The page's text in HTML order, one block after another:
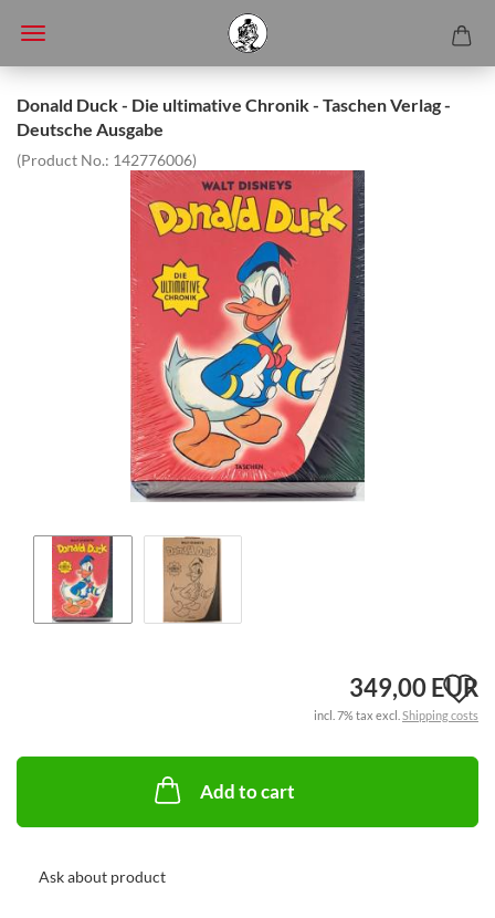
Donald Duck - Die ultimative Chronik - Taschen Verlag -
Deutsche Ausgabe
(Product No.: 142776006)
349,00 EUR
incl. 7% tax excl. Shipping costs
Add to cart
Ask about product